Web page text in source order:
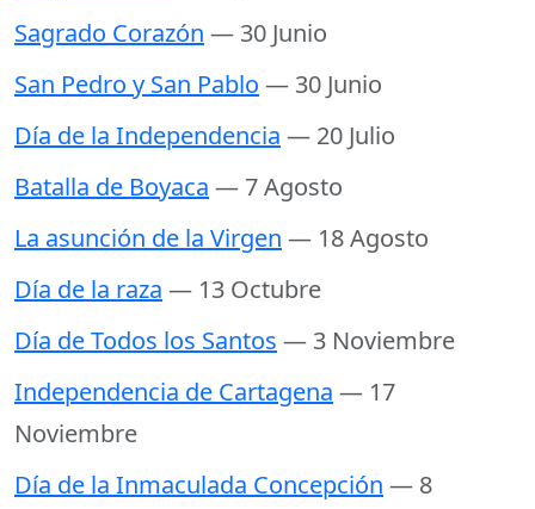
Sagrado Corazón — 30 Junio
San Pedro y San Pablo — 30 Junio
Día de la Independencia — 20 Julio
Batalla de Boyaca — 7 Agosto
La asunción de la Virgen — 18 Agosto
Día de la raza — 13 Octubre
Día de Todos los Santos — 3 Noviembre
Independencia de Cartagena — 17
Noviembre
Día de la Inmaculada Concepción — 8